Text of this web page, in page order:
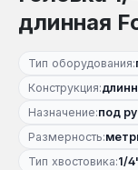
длинная
Тип оборудования:
Конструкция:
Назначение:под
Размерность:
Тип хвостовика:1/